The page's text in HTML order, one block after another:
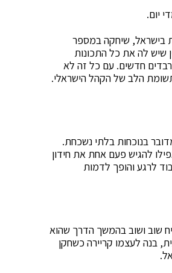
יום.
בישראל, שיחקה במספר
שיש לה את כל התכונות
חדשים. עם כל זה לא
הלב של הקהל הישראלי.
בנוכחות בלתי נשכחת.
להגיש פעם אחת את חידון
לרגע והופך לדמות
שוב ושוב בהמשך הדרך שהוא
בנה לעצמו קריירה כשחקן